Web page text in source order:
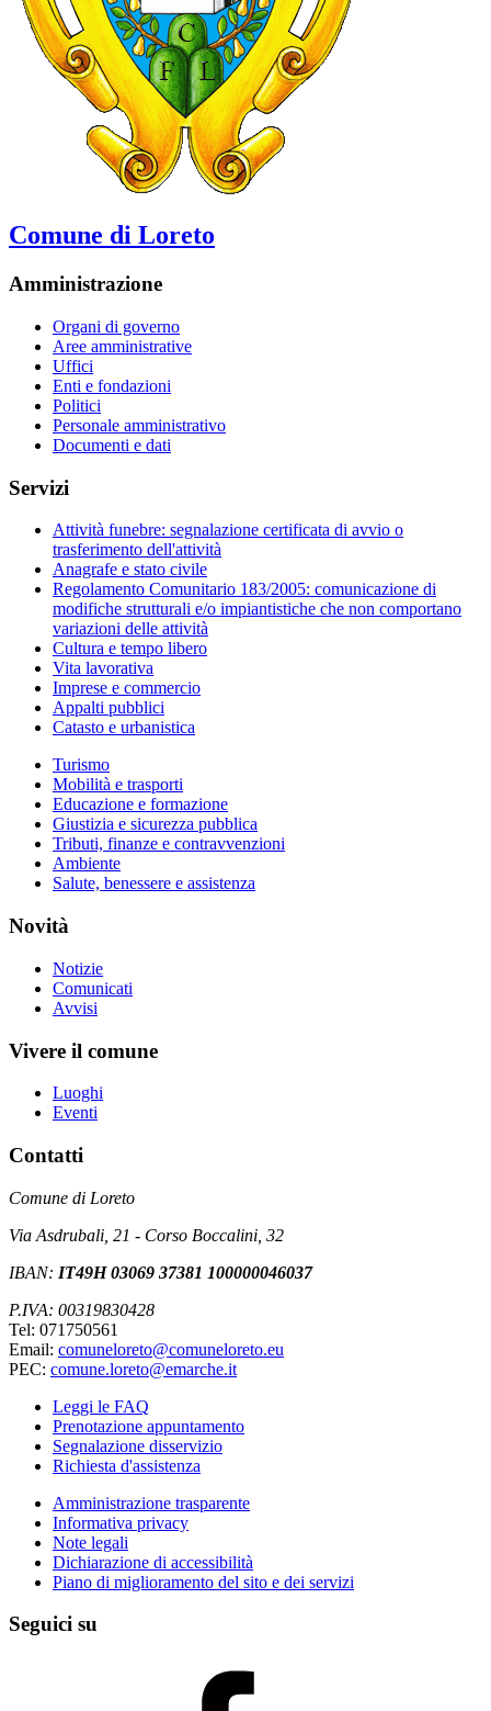
Comune di Loreto
Amministrazione
Organi di governo
Aree amministrative
Uffici
Enti e fondazioni
Politici
Personale amministrativo
Documenti e dati
Servizi
Attività funebre: segnalazione certificata di avvio o
trasferimento dell'attività
Anagrafe e stato civile
Regolamento Comunitario 183/2005: comunicazione di
modifiche strutturali e/o impiantistiche che non comportano
variazioni delle attività
Cultura e tempo libero
Vita lavorativa
Imprese e commercio
Appalti pubblici
Catasto e urbanistica
Turismo
Mobilità e trasporti
Educazione e formazione
Giustizia e sicurezza pubblica
Tributi, finanze e contravvenzioni
Ambiente
Salute, benessere e assistenza
Novità
Notizie
Comunicati
Avvisi
Vivere il comune
Luoghi
Eventi
Contatti
Comune di Loreto
Via Asdrubali, 21 - Corso Boccalini, 32
IBAN: IT49H 03069 37381 100000046037
P.IVA: 00319830428
Tel: 071750561
Email: comuneloreto@comuneloreto.eu
PEC: comune.loreto@emarche.it
Leggi le FAQ
Prenotazione appuntamento
Segnalazione disservizio
Richiesta d'assistenza
Amministrazione trasparente
Informativa privacy
Note legali
Dichiarazione di accessibilità
Piano di miglioramento del sito e dei servizi
Seguici su